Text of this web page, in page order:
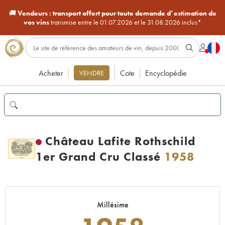
🚚Vendeurs : transport offert pour toute demande d’estimation de
vos vinstransmise entre le 01.07.2026 et le 31.08.2026 inclus*
Acheter VENDRE Cote Encyclopédie
Château Lafite Rothschild
1er Grand Cru Classé 1958
Millésime